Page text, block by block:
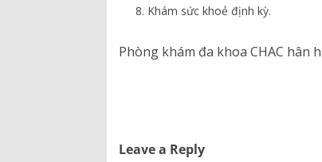
Khám sức khoẻ định kỳ.
Phòng khám đa khoa CHAC hân
Leave a Reply